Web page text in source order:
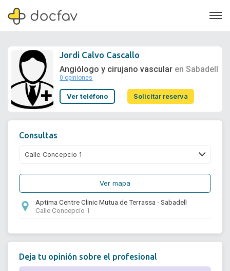
Soporte
Jordi Calvo Cascallo
Angiólogo y cirujano vascular en Sabadell
0 opiniones
Ver teléfono Solicitar reserva
Consultas
Ver mapa
Aptima Centre Clinic Mutua de Terrassa - Sabadell
Calle Concepcio 1
Deja tu opinión sobre el profesional